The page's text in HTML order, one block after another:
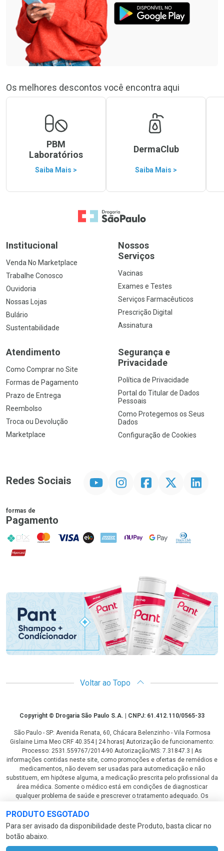
PRODUTO ESGOTADO
Para ser avisado da disponibilidade deste Produto, basta clicar no
botão abaixo.
Os melhores descontos você encontra aqui
PBM
Laboratórios
Saiba Mais >
DermaClub
Saiba Mais >
Ir para a Home
Institucional
Venda No Marketplace
Trabalhe Conosco
Ouvidoria
Nossas Lojas
Bulário
Sustentabilidade
Nossos
Serviços
Vacinas
Exames e Testes
Serviços Farmacêuticos
Prescrição Digital
Assinatura
Atendimento
Como Comprar no Site
Formas de Pagamento
Prazo de Entrega
Reembolso
Troca ou Devolução
Marketplace
Segurança e
Privacidade
Política de Privacidade
Portal do Titular de Dados
Pessoais
Como Protegemos os Seus
Dados
Configuração de Cookies
Redes Sociais InstagramFacebookTwitter Linkedin
formas de
Pagamento
PIX MasterCard
VISA ELO AMEX NuPay Google PayDiners Club
Hipercard
Promoção em Destaque
Voltar ao Topo
CopyrightCopyright © Drogaria São Paulo S.A. | CNPJ: 61.412.110/0565-33
São Paulo - SP: Avenida Renata, 60, Chácara Belenzinho - Vila Formosa
Gislaine Lima Meo CRF 40.354 | 24 horas| Autorização de funcionamento:
Processo: 2531.559767/2014-90 Autorização/MS: 7.31847.3 | As
informações contidas neste site, como promoções e ofertas de remédios e
medicamentos, não devem ser usadas para automedicação e não
substituem, em hipótese alguma, a medicação prescrita pelo profissional da
área médica. Somente o médico está em condições de diagnosticar
qualquer problema de saúde e prescrever o tratamento adequado. Os
fotos contidas em nosso site são meramente ilustrativas. *Preços e
disponibilidade sujeitos a alterações no decorrer do dia. Antibióticos e
antimicrobianos vendas apenas em lojas físicas ou televendas. Portaria nº
344 - 01/02/1999 - Ministério da Saúde. Horário de funcionamento Central